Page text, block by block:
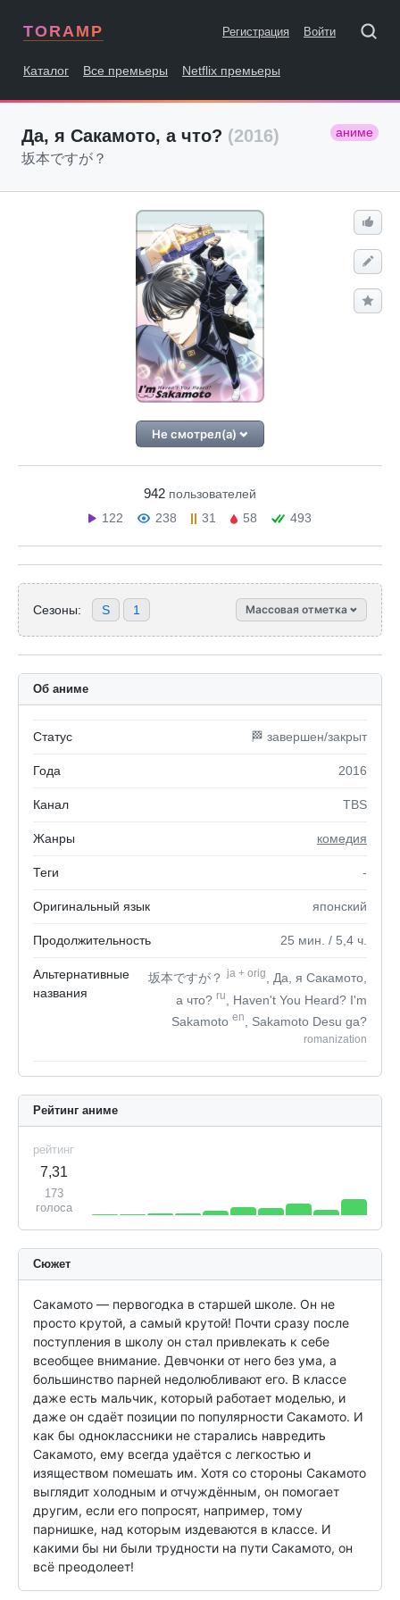
TORAMP Регистрация Войти
Каталог Все премьеры Netflix премьеры
Да, я Сакамото, а что? (2016) аниме
坂本ですが？
Не смотрел(а)
942 пользователей
122
238 31 58 493
Сезоны: S 1 Массовая отметка
Об аниме
Статус 🏁 завершен/закрыт
Года 2016
Канал TBS
Жанры комедия
Теги -
Оригинальный язык японский
Продолжительность 25 мин. / 5,4 ч.
Альтернативные
названия
坂本ですが？ja + orig
, Да, я Сакамото,
а что? ru
, Haven't You Heard? I'm
Sakamoto en , Sakamoto Desu ga?
romanization
Рейтинг аниме
рейтинг
7,31
173
голоса
Сюжет
Сакамото — первогодка в старшей школе. Он не
просто крутой, а самый крутой! Почти сразу после
поступления в школу он стал привлекать к себе
всеобщее внимание. Девчонки от него без ума, а
большинство парней недолюбливают его. В классе
даже есть мальчик, который работает моделью, и
даже он сдаёт позиции по популярности Сакамото. И
как бы одноклассники не старались навредить
Сакамото, ему всегда удаётся с легкостью и
изяществом помешать им. Хотя со стороны Сакамото
выглядит холодным и отчуждённым, он помогает
другим, если его попросят, например, тому
парнишке, над которым издеваются в классе. И
какими бы ни были трудности на пути Сакамото, он
всё преодолеет!